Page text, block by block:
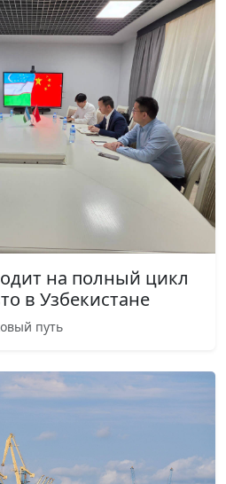
на полный цикл
в Узбекистане
путь